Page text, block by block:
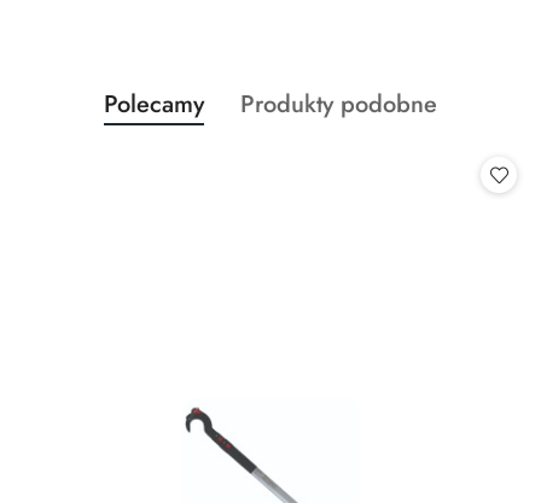
Pomiń karuzelę produktów
Produkty
o
Polecamy
Produkty
Produkty podobne